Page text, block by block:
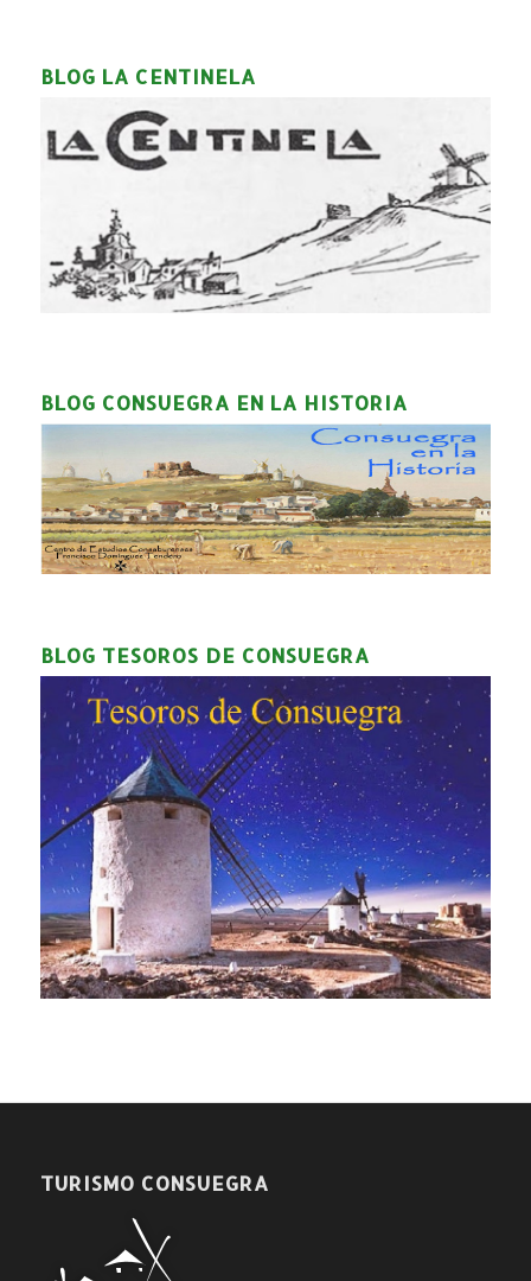
BLOG LA CENTINELA
BLOG CONSUEGRA EN LA HISTORIA
BLOG TESOROS DE CONSUEGRA
TURISMO CONSUEGRA